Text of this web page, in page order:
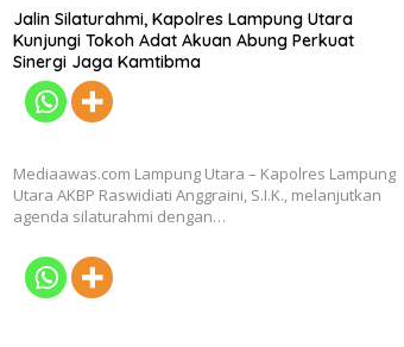
Jalin Silaturahmi, Kapolres Lampung Utara
Kunjungi Tokoh Adat Akuan Abung Perkuat
Sinergi Jaga Kamtibma
Mediaawas.com Lampung Utara – Kapolres Lampung
Utara AKBP Raswidiati Anggraini, S.I.K., melanjutkan
agenda silaturahmi dengan…